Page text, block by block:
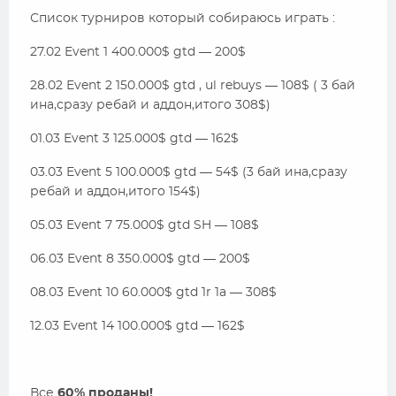
Список турниров который собираюсь играть :
27.02 Event 1 400.000$ gtd — 200$
28.02 Event 2 150.000$ gtd , ul rebuys — 108$ ( 3 бай
ина,сразу ребай и аддон,итого 308$)
01.03 Event 3 125.000$ gtd — 162$
03.03 Event 5 100.000$ gtd — 54$ (3 бай ина,сразу
ребай и аддон,итого 154$)
05.03 Event 7 75.000$ gtd SH — 108$
06.03 Event 8 350.000$ gtd — 200$
08.03 Event 10 60.000$ gtd 1r 1a — 308$
12.03 Event 14 100.000$ gtd — 162$
Все 60% проданы!